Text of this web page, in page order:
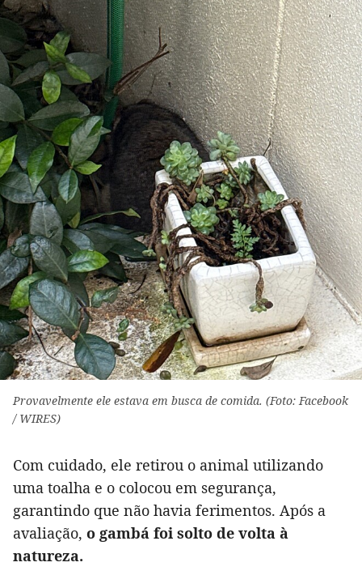
Provavelmente ele estava em busca de comida. (Foto: Facebook
/ WIRES)
Com cuidado, ele retirou o animal utilizando
uma toalha e o colocou em segurança,
garantindo que não havia ferimentos. Após a
avaliação, o gambá foi solto de volta à
natureza.